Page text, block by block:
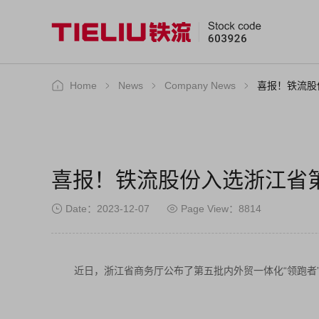
Home News Company News 喜报！铁流
喜报！铁流股份入选浙江省
Date：2023-12-07 Page View：8814
近日，浙江省商务厅公布了第五批内外贸一体化“领跑者